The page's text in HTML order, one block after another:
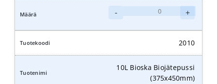
-
ruokanäytepussi
(210x320x0,018mm)
+
2010
10L Bioska Biojätepussi
(375x450mm)